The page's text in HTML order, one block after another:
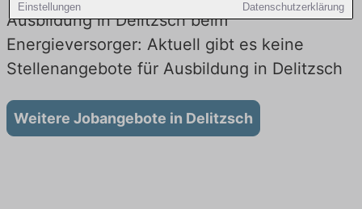
Einstellungen Datenschutzerklärung
Ausbildung in Delitzsch beim
Energieversorger: Aktuell gibt es keine
Stellenangebote für Ausbildung in Delitzsch
Weitere Jobangebote in Delitzsch